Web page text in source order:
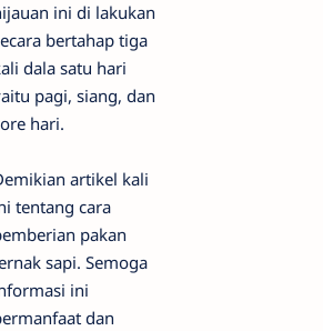
ini di lakukan
bertahap tiga
dala satu hari
pagi, siang, dan
hari.
artikel kali
tentang cara
pakan
sapi. Semoga
ini
dan